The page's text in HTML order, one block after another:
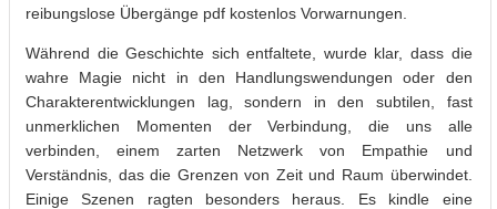
reibungslose Übergänge pdf kostenlos Vorwarnungen.
Während die Geschichte sich entfaltete, wurde klar, dass die
wahre Magie nicht in den Handlungswendungen oder den
Charakterentwicklungen lag, sondern in den subtilen, fast
unmerklichen Momenten der Verbindung, die uns alle
verbinden, einem zarten Netzwerk von Empathie und
Verständnis, das die Grenzen von Zeit und Raum überwindet.
Einige Szenen ragten besonders heraus. Es kindle eine